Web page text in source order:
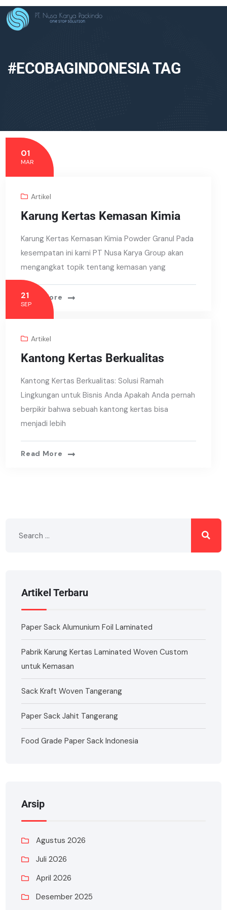
#ECOBAGINDONESIA TAG
01
MAR
Artikel
Karung Kertas Kemasan Kimia
Karung Kertas Kemasan Kimia Powder Granul Pada
kesempatan ini kami PT Nusa Karya Group akan
mengangkat topik tentang kemasan yang
Read More
21
SEP
Artikel
Kantong Kertas Berkualitas
Kantong Kertas Berkualitas: Solusi Ramah
Lingkungan untuk Bisnis Anda Apakah Anda pernah
berpikir bahwa sebuah kantong kertas bisa
menjadi lebih
Read More
Artikel Terbaru
Paper Sack Alumunium Foil Laminated
Pabrik Karung Kertas Laminated Woven Custom
untuk Kemasan
Sack Kraft Woven Tangerang
Paper Sack Jahit Tangerang
Food Grade Paper Sack Indonesia
Arsip
Agustus 2026
Juli 2026
April 2026
Desember 2025